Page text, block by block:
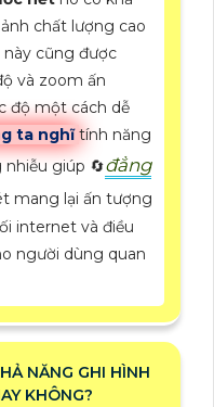
chất lượng cao
này cũng được
và zoom ấn
độ một cách dễ
ta nghĩtính năng
giúp 🔄đẳng
mang lại ấn tượng
internet và điều
người dùng quan
NĂNG GHI HÌNH
KHÔNG?